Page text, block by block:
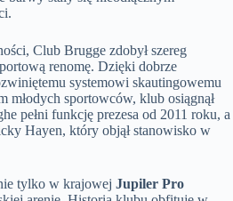
Club Brugge zdobył szereg
renomę. Dzięki dobrze
systemowi skautingowemu
młodych sportowców, klub osiągnął
pełni funkcję prezesa od 2011 roku, a
Hayen, który objął stanowisko w
tylko w krajowej Jupiler Pro